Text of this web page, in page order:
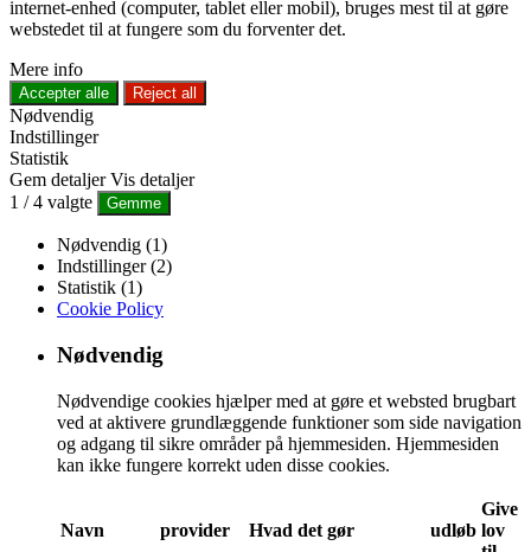
internet-enhed (computer, tablet eller mobil), bruges mest til at gøre
webstedet til at fungere som du forventer det.
Mere info
Accepter alle Reject all
Nødvendig
Indstillinger
Statistik
Gem detaljer Vis detaljer
1 /4 valgte Gemme
Nødvendig (1)
Indstillinger (2)
Statistik (1)
Cookie Policy
Nødvendig
Nødvendige cookies hjælper med at gøre et websted brugbart
ved at aktivere grundlæggende funktioner som side navigation
og adgang til sikre områder på hjemmesiden. Hjemmesiden
kan ikke fungere korrekt uden disse cookies.
Navn provider Hvad det gør udløb
Give
lov